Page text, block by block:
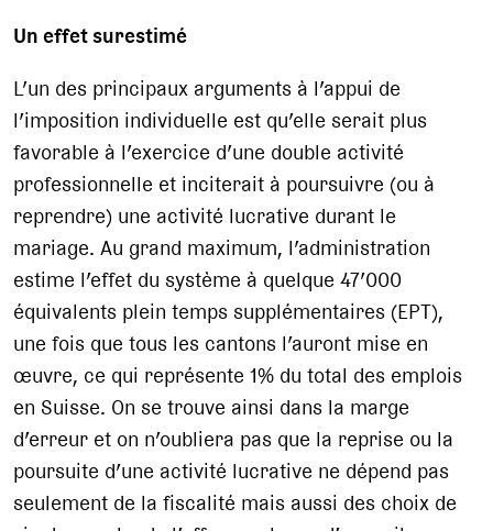
Un effet surestimé
L’un des principaux arguments à l’appui de
l’imposition individuelle est qu’elle serait plus
favorable à l’exercice d’une double activité
professionnelle et inciterait à poursuivre (ou à
reprendre) une activité lucrative durant le
mariage. Au grand maximum, l’administration
estime l’effet du système à quelque 47’000
équivalents plein temps supplémentaires (EPT),
une fois que tous les cantons l’auront mise en
œuvre, ce qui représente 1% du total des emplois
en Suisse. On se trouve ainsi dans la marge
d’erreur et on n’oubliera pas que la reprise ou la
poursuite d’une activité lucrative ne dépend pas
seulement de la fiscalité mais aussi des choix de